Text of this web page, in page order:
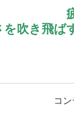
を吹き飛ば
コ